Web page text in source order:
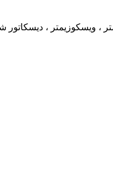
، ویسکوزیمتر ، دیسکاتور